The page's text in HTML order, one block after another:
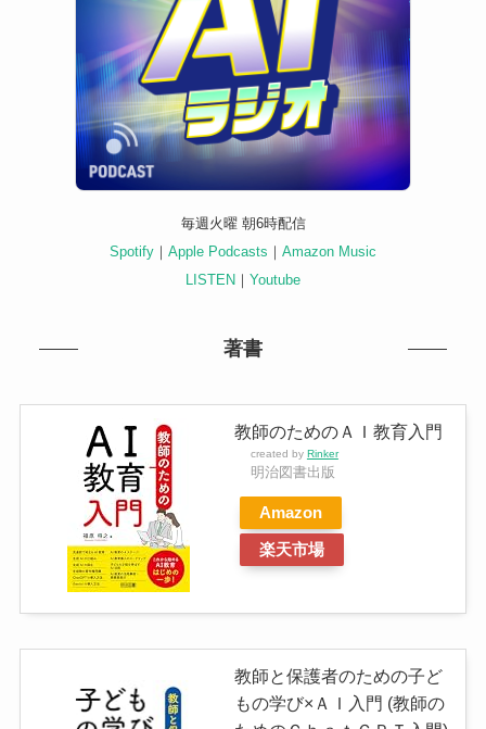
毎週火曜 朝6時配信
Spotify ｜ Apple Podcasts ｜ Amazon Music
LISTEN ｜ Youtube
著書
教師のためのＡＩ教育入門
created by Rinker
明治図書出版
Amazon
楽天市場
教師と保護者のための子ど
もの学び×ＡＩ入門 (教師の